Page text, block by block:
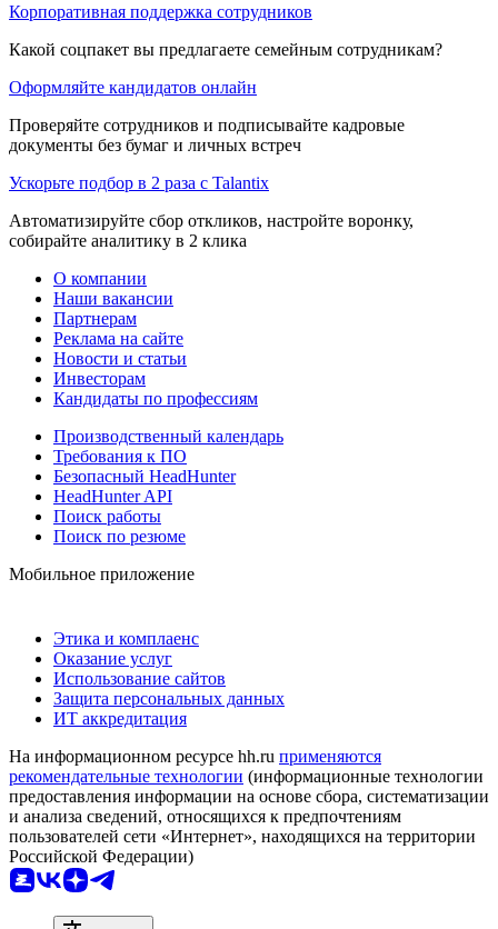
Корпоративная поддержка сотрудников
Какой соцпакет вы предлагаете семейным сотрудникам?
Оформляйте кандидатов онлайн
Проверяйте сотрудников и подписывайте кадровые
документы без бумаг и личных встреч
Ускорьте подбор в 2 раза с Talantix
Автоматизируйте сбор откликов, настройте воронку,
собирайте аналитику в 2 клика
О компании
Наши вакансии
Партнерам
Реклама на сайте
Новости и статьи
Инвесторам
Кандидаты по профессиям
Производственный календарь
Требования к ПО
Безопасный HeadHunter
HeadHunter API
Поиск работы
Поиск по резюме
Мобильное приложение
Этика и комплаенс
Оказание услуг
Использование сайтов
Защита персональных данных
ИТ аккредитация
На информационном ресурсе hh.ru применяются
рекомендательные технологии (информационные технологии
предоставления информации на основе сбора, систематизации
и анализа сведений, относящихся к предпочтениям
пользователей сети «Интернет», находящихся на территории
Российской Федерации)